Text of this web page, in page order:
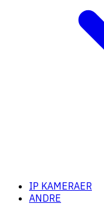
IP KAMERAER
ANDRE